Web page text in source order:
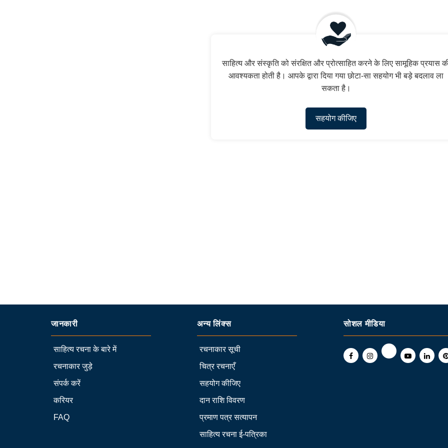
साहित्य और संस्कृति को संरक्षित और प्रोत्साहित करने के लिए सामूहिक प्रयास
आवश्यकता होती है। आपके द्वारा दिया गया छोटा-सा सहयोग भी बड़े बदलाव ला
सकता है।
सहयोग कीजिए
जानकारी
साहित्य रचना के बारे में
रचनाकार जुड़े
संपर्क करें
करियर
FAQ
अन्य लिंक्स
रचनाकार सूची
चित्र रचनाएँ
सहयोग कीजिए
दान राशि विवरण
प्रमाण पत्र सत्यापन
साहित्य रचना ई-पत्रिका
सोशल मीडिया